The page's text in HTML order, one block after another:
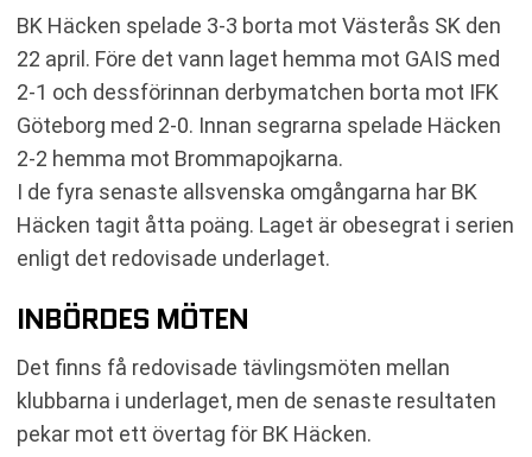
BK Häcken spelade 3-3 borta mot Västerås SK den
22 april. Före det vann laget hemma mot GAIS med
2-1 och dessförinnan derbymatchen borta mot IFK
Göteborg med 2-0. Innan segrarna spelade Häcken
2-2 hemma mot Brommapojkarna.
I de fyra senaste allsvenska omgångarna har BK
Häcken tagit åtta poäng. Laget är obesegrat i serien
enligt det redovisade underlaget.
INBÖRDES MÖTEN
Det finns få redovisade tävlingsmöten mellan
klubbarna i underlaget, men de senaste resultaten
pekar mot ett övertag för BK Häcken.